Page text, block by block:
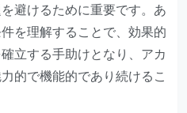
避けるために重要です。あ
を理解することで、効果的
立する手助けとなり、アカ
的で機能的であり続けるこ